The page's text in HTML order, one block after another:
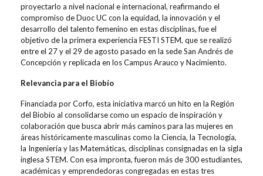
proyectarlo a nivel nacional e internacional, reafirmando el
compromiso de Duoc UC con la equidad, la innovación y el
desarrollo del talento femenino en estas disciplinas, fue el
objetivo de la primera experiencia FESTI STEM, que se realizó
entre el 27 y el 29 de agosto pasado en la sede San Andrés de
Concepción y replicada en los Campus Arauco y Nacimiento.
Relevancia para el Biobío
Financiada por Corfo, esta iniciativa marcó un hito en la Región
del Biobío al consolidarse como un espacio de inspiración y
colaboración que busca abrir más caminos para las mujeres en
áreas históricamente masculinas como la Ciencia, la Tecnología,
la Ingeniería y las Matemáticas, disciplinas consignadas en la sigla
inglesa STEM. Con esa impronta, fueron más de300 estudiantes,
académicas y emprendedoras congregadas en estas tres